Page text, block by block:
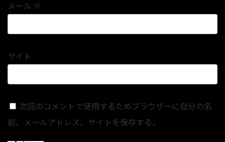
メール ※
サイト
次回のコメントで使用するためブラウザーに自分の名
前、メールアドレス、サイトを保存する。